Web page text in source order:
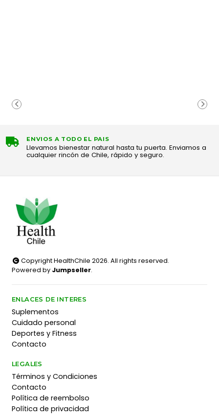
ENVIOS A TODO EL PAIS
Llevamos bienestar natural hasta tu puerta. Enviamos a
cualquier rincón de Chile, rápido y seguro.
Copyright HealthChile 2026. All rights reserved.
Powered by Jumpseller.
ENLACES DE INTERES
Suplementos
Cuidado personal
Deportes y Fitness
Contacto
LEGALES
Términos y Condiciones
Contacto
Política de reembolso
Política de privacidad